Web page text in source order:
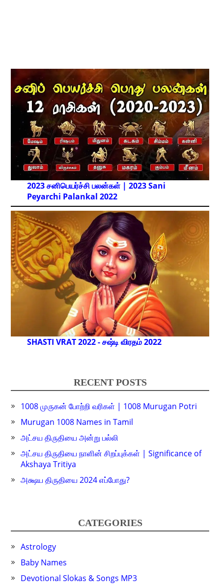
2023 சனிபெயர்ச்சி பலன்கள் | 2023 Sani
Peyarchi Palankal 2022
SHASTI VRAT 2022 - சஷ்டி விரதம் 2022
RECENT POSTS
1008 முருகன் போற்றி வரிகள் | 1008 Murugan Potri
Murugan 1008 Names in Tamil
அட்சய திருதியை அன்று பல்லி
அட்சய திருதியை நாளின் சிறப்புக்கள் | Significance of
Akshaya Tritiya
அக்ஷய திருதியை 2024 எப்போது?
CATEGORIES
Astrology
Baby Names
Devotional Slokas & Songs MP3